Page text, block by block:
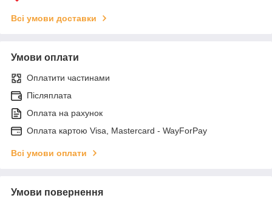
Всі умови доставки
Умови оплати
Оплатити частинами
Післяплата
Оплата на рахунок
Оплата картою Visa, Mastercard - WayForPay
Всі умови оплати
Умови повернення